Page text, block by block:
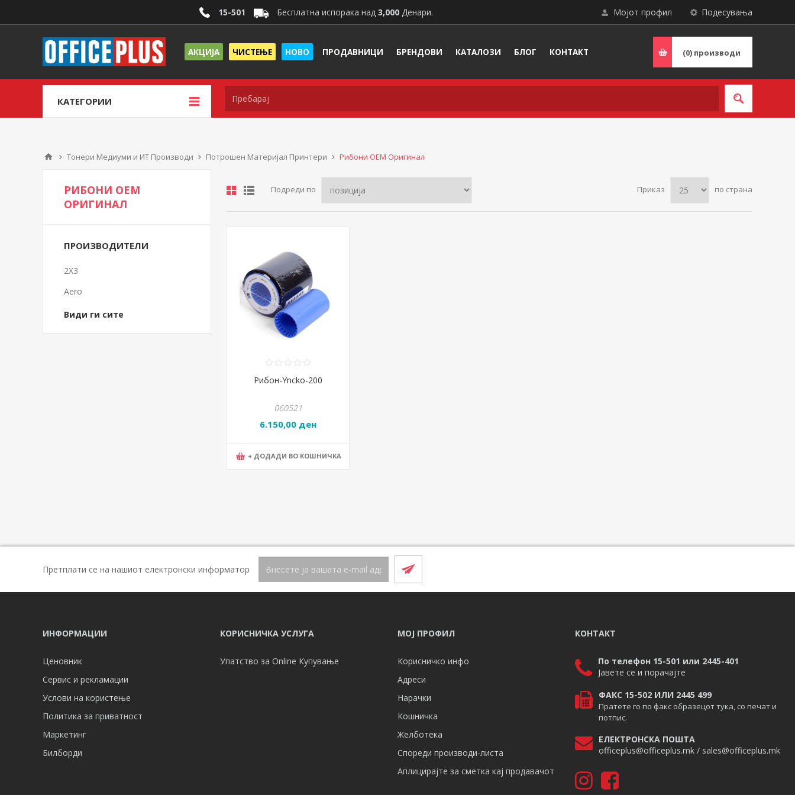
Подесувања
Мојот профил
15-501 Бесплатна испорака над 3,000 Денари.
АКЦИЈА ЧИСТЕЊЕ НОВО ПРОДАВНИЦИ БРЕНДОВИ КАТАЛОЗИ БЛОГ КОНТАКТ (0) производи
КАТЕГОРИИ
Тонери Медиуми и ИТ Производи Потрошен Материјал Принтери Рибони ОЕМ Оригинал
Подреди по Приказ по страна
Рибон-Yncko-200
060521
6.150,00 ден
+ ДОДАДИ ВО КОШНИЧКА
РИБОНИ ОЕМ
ОРИГИНАЛ
ПРОИЗВОДИТЕЛИ
2X3
Aero
Види ги сите
Претплати се на нашиот електронски информатор
ИНФОРМАЦИИ
Ценовник
Сервис и рекламации
Услови на користење
Политика за приватност
Маркетинг
Билборди
КОРИСНИЧКА УСЛУГА
Упатство за Online Купување
МОЈ ПРОФИЛ
Корисничко инфо
Адреси
Нарачки
Кошничка
Желботека
Спореди производи-листа
Аплицирајте за сметка кај продавачот
КОНТАКТ
По телефон 15-501 или 2445-401
Јавете се и порачајте
ФАКС 15-502 ИЛИ 2445 499
Пратете го по факс образецот тука, со печат и
потпис.
ЕЛЕКТРОНСКА ПОШТА
officeplus@officeplus.mk / sales@officeplus.mk